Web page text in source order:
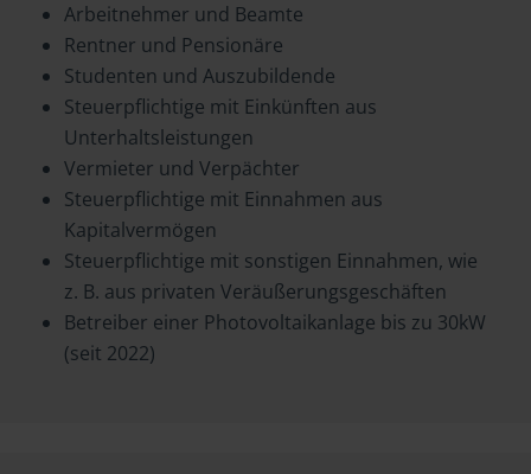
Arbeitnehmer und Beamte
Rentner und Pensionäre
Studenten und Auszubildende
Steuerpflichtige mit Einkünften aus
Unterhaltsleistungen
Vermieter und Verpächter
Steuerpflichtige mit Einnahmen aus
Kapitalvermögen
Steuerpflichtige mit sonstigen Einnahmen, wie
z. B. aus privaten Veräußerungsgeschäften
Betreiber einer Photovoltaikanlage bis zu 30kW
(seit 2022)